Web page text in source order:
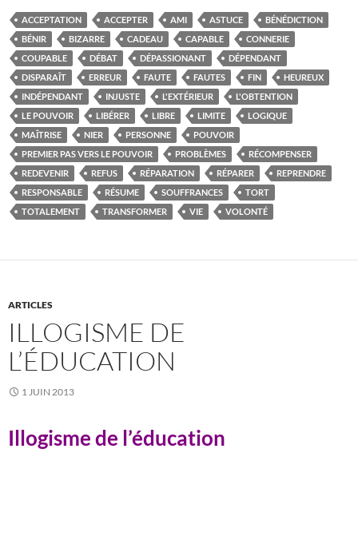
ACCEPTATION ACCEPTER AMI ASTUCE
BÉNÉDICTION
BÉNIR
BIZARRE CADEAU CAPABLE
CONNERIE
COUPABLE
DÉBAT DÉPASSIONANT
DÉPENDANT
DISPARAÎT
ERREUR FAUTE FAUTES FIN
HEUREUX
INDÉPENDANT
INJUSTE L'EXTÉRIEUR
L'OBTENTION
LE POUVOIR
LIBÉRER LIBRE LIMITE
LOGIQUE
MAÎTRISE
NIER PERSONNE
POUVOIR
PREMIER PAS VERS LE POUVOIR
PROBLÈMES
RÉCOMPENSER
REDEVENIR
REFUS RÉPARATION RÉPARER
REPRENDRE
RESPONSABLE
RÉSUME SOUFFRANCES
TORT
TOTALEMENT
TRANSFORMER VIE VOLONTÉ
ARTICLES
ILLOGISME DE
L’ÉDUCATION
1 JUIN 2013
Illogisme de l’éducation